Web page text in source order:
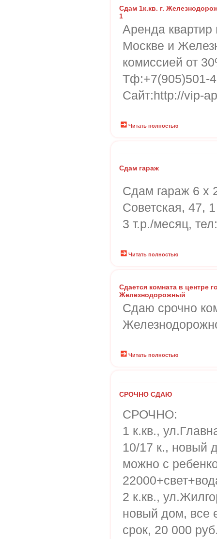
Сдам 1к.кв. г.
1
Аренда
Москве и
комиссией от
Тф:+7(905)501-
Сайт:http://vip-
Читать полностью
Сдам гараж
Сдам гараж 6 x
Советская, 47,
3 т.р./месяц,
Читать полностью
Сдается комната в центре
Железнодорожный
Сдаю срочно
Читать полностью
СРОЧНО СДАЮ
СРОЧНО:
1 к.кв.,
10/17 к., новый
можно с
2 к.кв.,
новый дом, все
срок, 20 000